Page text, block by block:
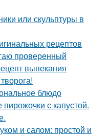
или скульптуры в
рецептов
проверенный
выпекания
блюдо
с капустой.
и салом: простой и